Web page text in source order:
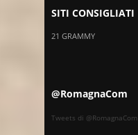
SITI CONSIGLIATI
21 GRAMMY
@RomagnaCom
Tweets di @RomagnaCom